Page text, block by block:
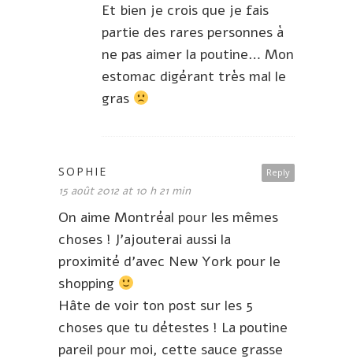
Et bien je crois que je fais
partie des rares personnes à
ne pas aimer la poutine… Mon
estomac digérant très mal le
gras
Reply
SOPHIE
15 août 2012 at 10 h 21 min
On aime Montréal pour les mêmes
choses ! J’ajouterai aussi la
proximité d’avec New York pour le
shopping
Hâte de voir ton post sur les 5
choses que tu détestes ! La poutine
pareil pour moi, cette sauce grasse